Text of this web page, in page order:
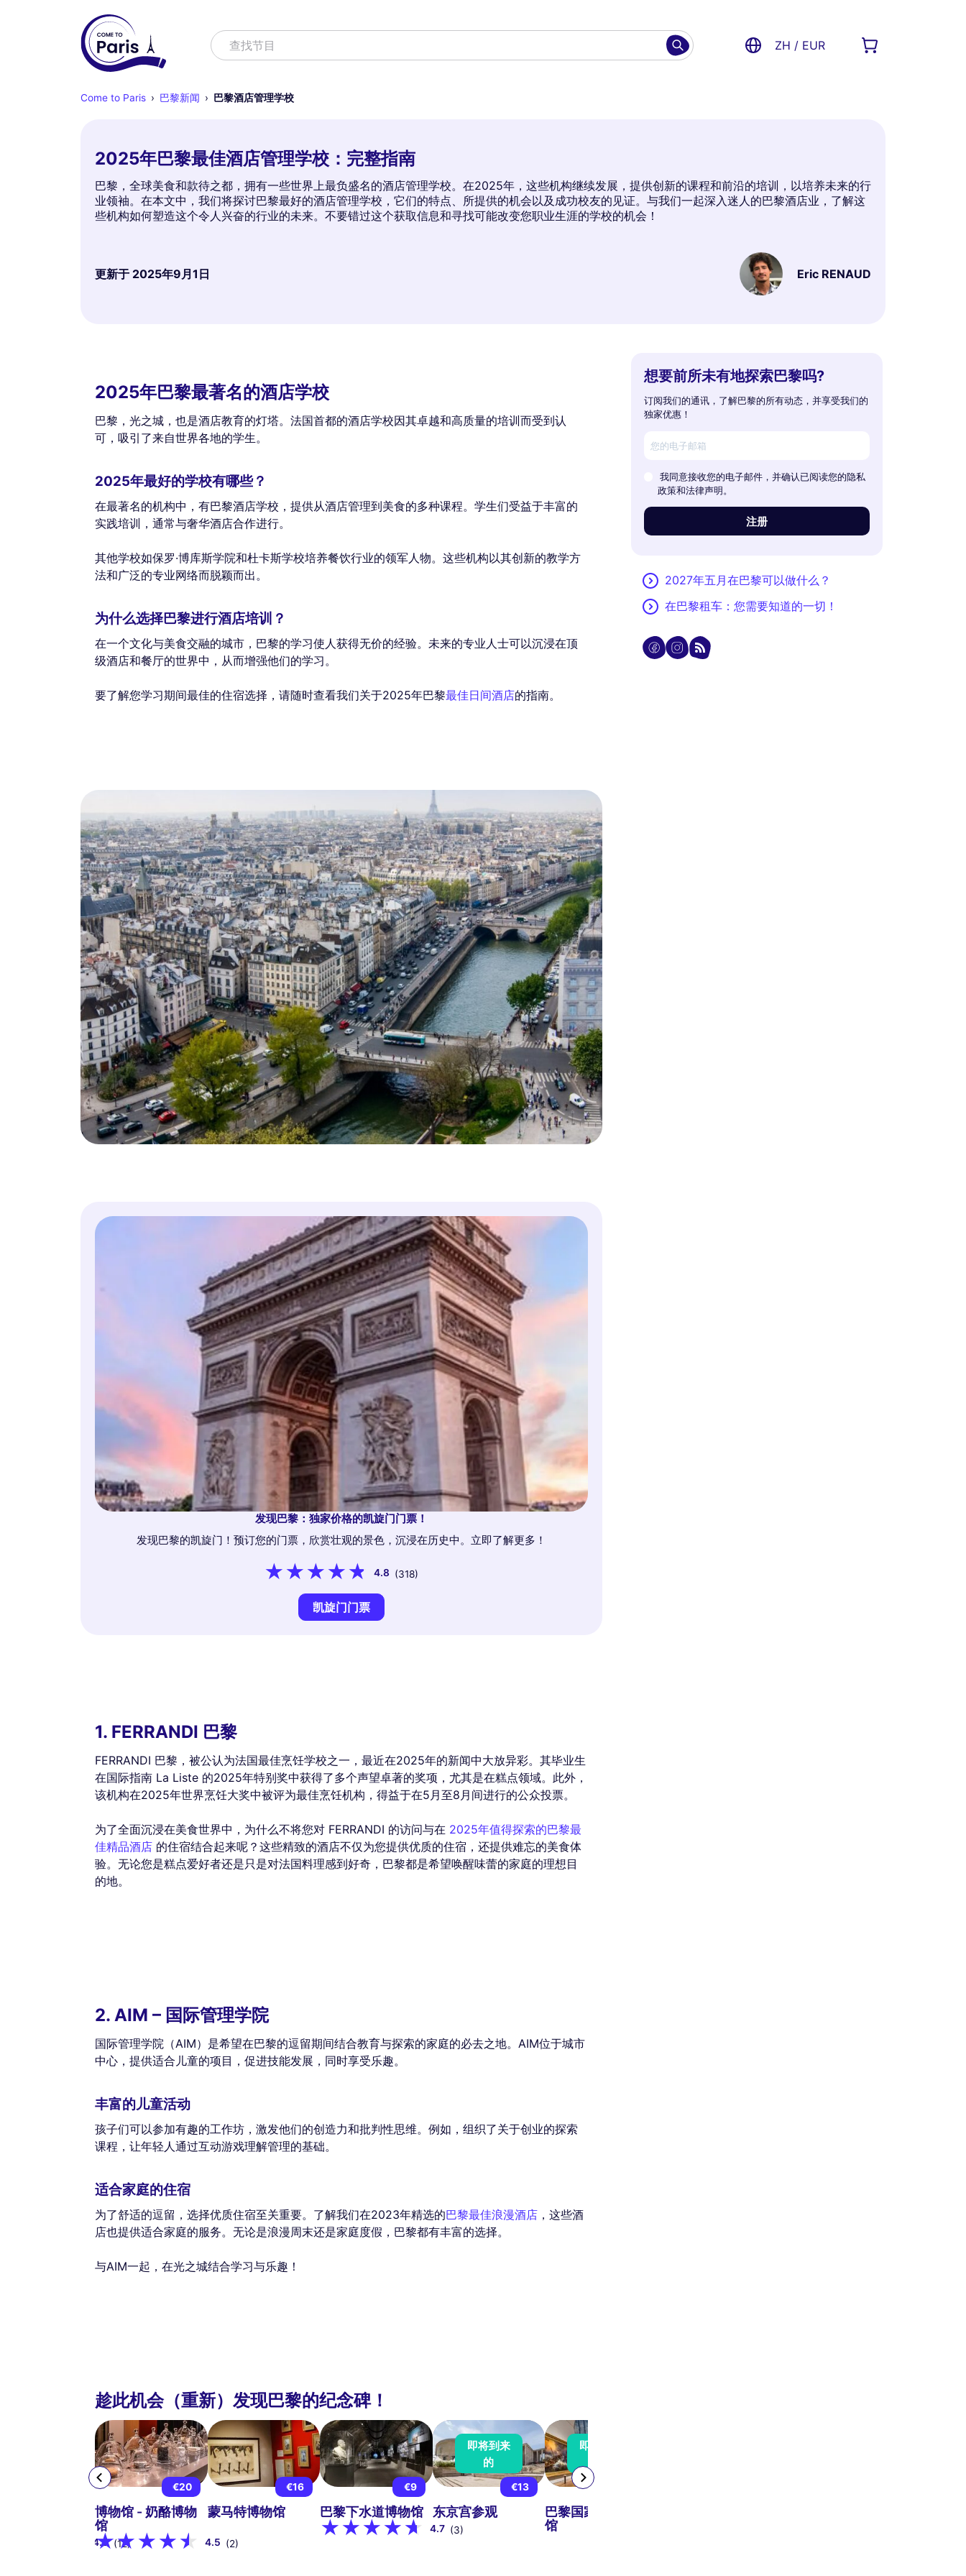
寻找查找节目 ZH / EUR
Come to Paris 巴黎新闻 巴黎酒店管理学校
2025年巴黎最佳酒店管理学校：完整指南
巴黎，全球美食和款待之都，拥有一些世界上最负盛名的酒店管理学校。在2025年，这些机构继续发展，提供创新的课程和前沿的培训，以培养未来的行
业领袖。在本文中，我们将探讨巴黎最好的酒店管理学校，它们的特点、所提供的机会以及成功校友的见证。与我们一起深入迷人的巴黎酒店业，了解这
些机构如何塑造这个令人兴奋的行业的未来。不要错过这个获取信息和寻找可能改变您职业生涯的学校的机会！
更新于 2025年9月1日 Eric RENAUD
2025年巴黎最著名的酒店学校
巴黎，光之城，也是酒店教育的灯塔。法国首都的酒店学校因其卓越和高质量的培训而受到认
可，吸引了来自世界各地的学生。
2025年最好的学校有哪些？
在最著名的机构中，有巴黎酒店学校，提供从酒店管理到美食的多种课程。学生们受益于丰富的
实践培训，通常与奢华酒店合作进行。
其他学校如保罗·博库斯学院和杜卡斯学校培养餐饮行业的领军人物。这些机构以其创新的教学方
法和广泛的专业网络而脱颖而出。
为什么选择巴黎进行酒店培训？
在一个文化与美食交融的城市，巴黎的学习使人获得无价的经验。未来的专业人士可以沉浸在顶
级酒店和餐厅的世界中，从而增强他们的学习。
要了解您学习期间最佳的住宿选择，请随时查看我们关于2025年巴黎最佳日间酒店的指南。
发现巴黎：独家价格的凯旋门门票！
发现巴黎的凯旋门！预订您的门票，欣赏壮观的景色，沉浸在历史中。立即了解更多！
4.8 (318)
凯旋门门票
1. FERRANDI 巴黎
FERRANDI 巴黎，被公认为法国最佳烹饪学校之一，最近在2025年的新闻中大放异彩。其毕业生
在国际指南 La Liste 的2025年特别奖中获得了多个声望卓著的奖项，尤其是在糕点领域。此外，
该机构在2025年世界烹饪大奖中被评为最佳烹饪机构，得益于在5月至8月间进行的公众投票。
为了全面沉浸在美食世界中，为什么不将您对 FERRANDI 的访问与在 2025年值得探索的巴黎最
佳精品酒店 的住宿结合起来呢？这些精致的酒店不仅为您提供优质的住宿，还提供难忘的美食体
验。无论您是糕点爱好者还是只是对法国料理感到好奇，巴黎都是希望唤醒味蕾的家庭的理想目
的地。
2. AIM – 国际管理学院
国际管理学院（AIM）是希望在巴黎的逗留期间结合教育与探索的家庭的必去之地。AIM位于城市
中心，提供适合儿童的项目，促进技能发展，同时享受乐趣。
丰富的儿童活动
孩子们可以参加有趣的工作坊，激发他们的创造力和批判性思维。例如，组织了关于创业的探索
课程，让年轻人通过互动游戏理解管理的基础。
适合家庭的住宿
为了舒适的逗留，选择优质住宿至关重要。了解我们在2023年精选的巴黎最佳浪漫酒店 ，这些酒
店也提供适合家庭的服务。无论是浪漫周末还是家庭度假，巴黎都有丰富的选择。
与AIM一起，在光之城结合学习与乐趣！
趁此机会（重新）发现巴黎的纪念碑！
4.9 (12)
€20
博物馆 - 奶酪博物
馆
4.5 (2)
€16
蒙马特博物馆
€9
巴黎下水道博物馆
4.7 (3)
即将到来
的
€13
东京宫参观
即将到来
巴黎国家海洋博物
馆
想要前所未有地探索巴黎吗?
订阅我们的通讯，了解巴黎的所有动态，并享受我们的
独家优惠！
我同意接收您的电子邮件，并确认已阅读您的隐私
政策和法律声明。
注册
2027年五月在巴黎可以做什么？
在巴黎租车：您需要知道的一切！